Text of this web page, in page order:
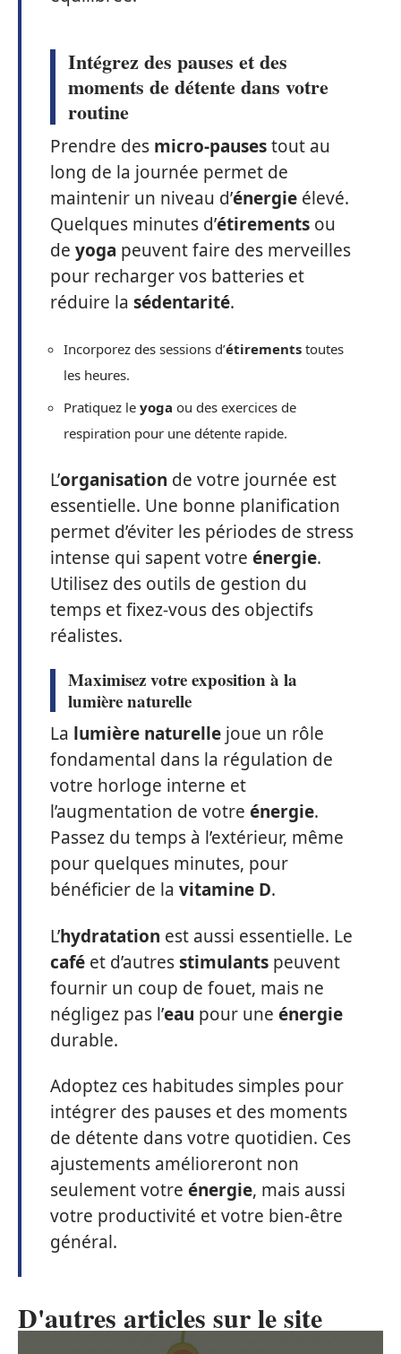
Intégrez des pauses et des
moments de détente dans votre
routine
Prendre desmicro-pausestout au
long de la journée permet de
maintenir un niveau d’énergie
Quelques minutes d’étirements
pour recharger vos batteries et
réduire lasédentarité.
Incorporez des sessions d’étirementstoutes
les heures.
Pratiquez leyogaou des exercices de
respiration pour une détente rapide.
organisationde votre journée est
essentielle. Une bonne planification
permet d’éviter les périodes de stress
intense qui sapent votreénergie.
Utilisez des outils de gestion du
temps et fixez-vous des objectifs
réalistes.
Maximisez votre exposition à la
lumière naturelle
Lalumière naturellejoue un rôle
fondamental dans la régulation de
votre horloge interne et
l’augmentation de votreénergie.
Passez du temps à l’extérieur, même
bénéficier de lavitamine D.
L’hydratationest aussi essentielle. Le
caféet d’autresstimulantspeuvent
fournir un coup de fouet, mais ne
négligez pas l’eaupour uneénergie
durable.
intégrer des pauses et des moments
de détente dans votre quotidien. Ces